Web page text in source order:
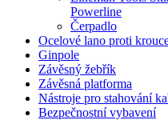
Powerline
Čerpadlo
Ocelové lano proti
Ginpole
Závěsný žebřík
Závěsná platforma
Nástroje pro stahování
Bezpečnostní vybavení